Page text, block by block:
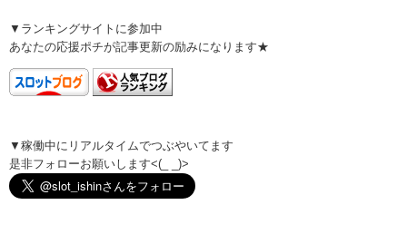
▼ランキングサイトに参加中
あなたの応援ポチが記事更新の励みになります★
▼稼働中にリアルタイムでつぶやいてます
是非フォローお願いします<(_ _)>